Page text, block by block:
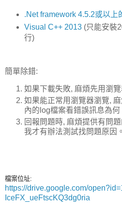
.Net framework 4.5.2或以上
Visual C++ 2013(只能安裝
行)
簡單除錯:
如果下載失敗, 麻煩先用瀏
如果能正常用瀏覽器瀏覽,
內的log檔案看錯誤訊息為何
回報問題時, 麻煩提供有問
我才有辦法測試找問題原因。
檔案位址:
https://drive.google.com/
IceFX_ueFtscKQ3dg0ria